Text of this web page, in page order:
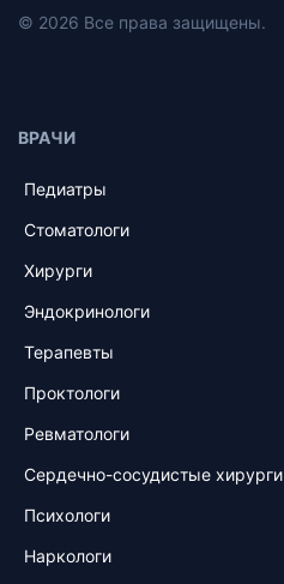
© 2026 Все права защищены.
ВРАЧИ
Педиатры
Стоматологи
Хирурги
Эндокринологи
Терапевты
Проктологи
Ревматологи
Сердечно-сосудистые хирурги
Психологи
Наркологи